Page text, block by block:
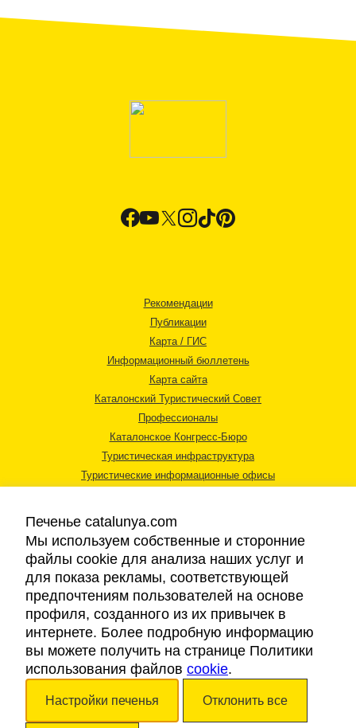
Рекомендации
Публикации
Карта / ГИС
Информационный бюллетень
Карта сайта
Каталонский Туристический Совет
Профессионалы
Каталонское Конгресс-Бюро
Туристическая инфраструктура
Туристические информационные офисы
Правовая информация
Cookies
Доступность
Авторские права © 2026. Каталонский Туристический Совет. Все права
Печенье catalunya.com
Мы используем собственные и сторонние
файлы cookie для анализа наших услуг и
для показа рекламы, соответствующей
предпочтениям пользователей на основе
профиля, созданного из их привычек в
интернете. Более подробную информацию
вы можете получить на странице Политики
использования файлов cookie.
Настройки печенья Отклонить все